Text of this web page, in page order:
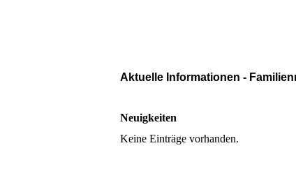
Aktuelle Informationen -
Neuigkeiten
Keine Einträge vorhanden.